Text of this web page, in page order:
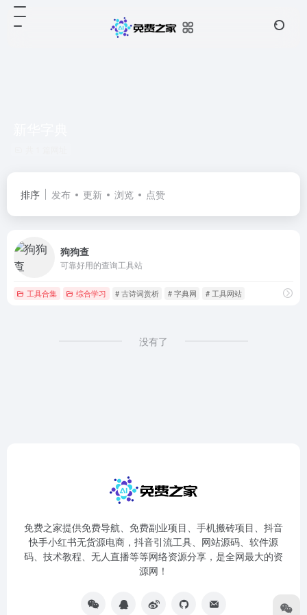
排序 发布 更新 浏览 点赞
狗狗查
可靠好用的查询工具站
工具合集 综合学习 # 古诗词赏析 # 字典网 # 工具网站
没有了
免费之家提供免费导航、免费副业项目、手机搬砖项目、抖音
快手小红书无货源电商，抖音引流工具、网站源码、软件源
码、技术教程、无人直播等等网络资源分享，是全网最大的资
源网！